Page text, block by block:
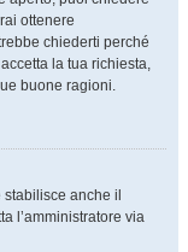
ottenere
chiederti perché
la tua richiesta,
buone ragioni.
stabilisce anche il
l’amministratore via